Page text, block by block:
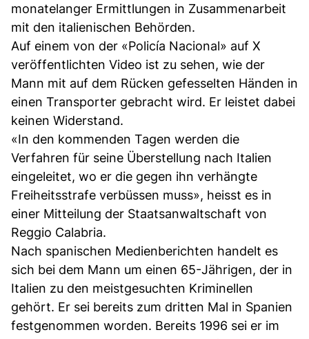
monatelanger Ermittlungen in Zusammenarbeit
mit den italienischen Behörden.
Auf einem von der «Policía Nacional» auf X
veröffentlichten Video ist zu sehen, wie der
Mann mit auf dem Rücken gefesselten Händen in
einen Transporter gebracht wird. Er leistet dabei
keinen Widerstand.
«In den kommenden Tagen werden die
Verfahren für seine Überstellung nach Italien
eingeleitet, wo er die gegen ihn verhängte
Freiheitsstrafe verbüssen muss», heisst es in
einer Mitteilung der Staatsanwaltschaft von
Reggio Calabria.
Nach spanischen Medienberichten handelt es
sich bei dem Mann um einen 65-Jährigen, der in
Italien zu den meistgesuchten Kriminellen
gehört. Er sei bereits zum dritten Mal in Spanien
festgenommen worden. Bereits 1996 sei er im